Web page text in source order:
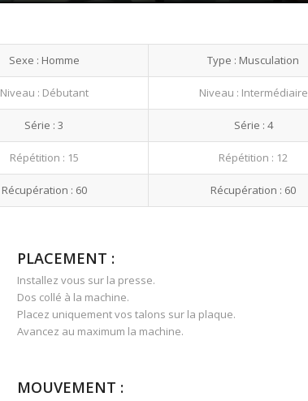
Sexe : Homme Type : Musculation
Niveau : Débutant Niveau : Intermédiaire
Série : 3 Série : 4
Répétition : 15 Répétition : 12
Récupération : 60 Récupération : 60
PLACEMENT :
Installez vous sur la presse.
Dos collé à la machine.
Placez uniquement vos talons sur la plaque.
Avancez au maximum la machine.
MOUVEMENT :